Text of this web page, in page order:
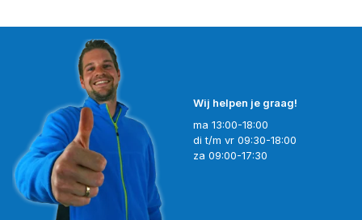
Wij helpen je graag!
ma 13:00-18:00
di t/m vr 09:30-18:00
za 09:00-17:30